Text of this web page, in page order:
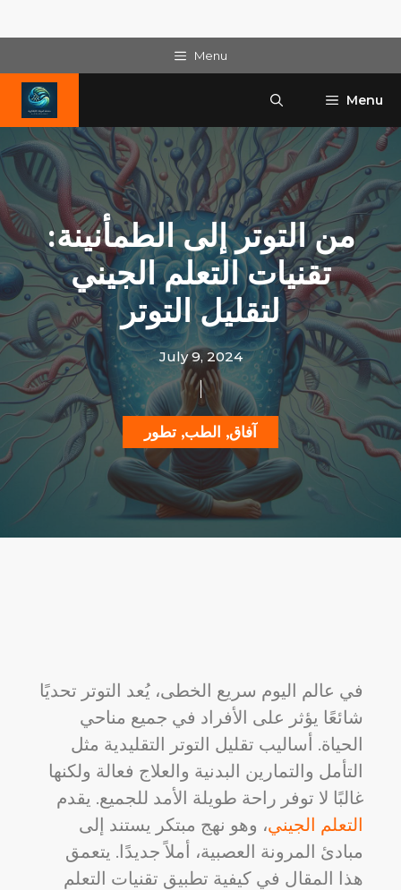
content
Menu
Menu
من التوتر إلى الطمأنينة:
تقنيات التعلم الجيني
لتقليل التوتر
July 9, 2024
آفاق, الطب, تطور
في عالم اليوم سريع الخطى، يُعد التوتر تحديًا
شائعًا يؤثر على الأفراد في جميع مناحي
الحياة. أساليب تقليل التوتر التقليدية مثل
التأمل والتمارين البدنية والعلاج فعالة ولكنها
غالبًا لا توفر راحة طويلة الأمد للجميع. يقدم
التعلم الجيني، وهو نهج مبتكر يستند إلى
مبادئ المرونة العصبية، أملاً جديدًا. يتعمق
هذا المقال في كيفية تطبيق تقنيات التعلم